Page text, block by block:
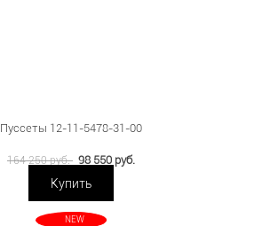
Пуссеты 12-11-5478-31-00
164 250 руб. 98 550 руб.
Купить
NEW